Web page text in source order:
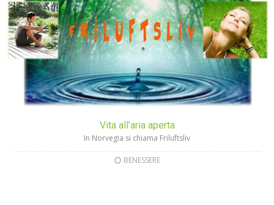
Vita all’aria aperta
In Norvegia si chiama Friluftsliv
BENESSERE